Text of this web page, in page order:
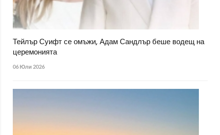
Тейлър Суифт се омъжи, Адам Сандлър беше водещ на
церемонията
06 Юли 2026